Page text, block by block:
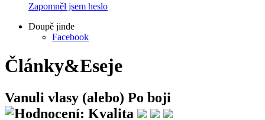
Zapomněl jsem heslo
Doupě jinde
Facebook
Články&Eseje
Vanuli vlasy (alebo) Po boji